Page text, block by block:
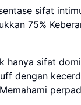
sifat
75%
hanya sifat
dengan